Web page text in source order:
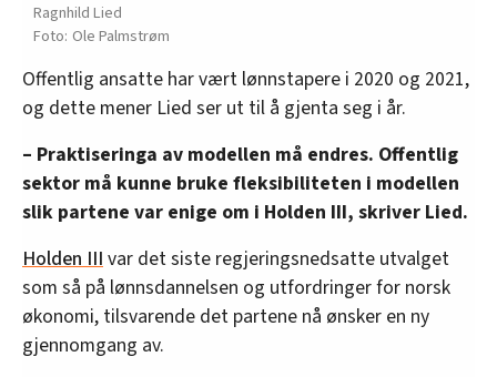
Ragnhild Lied
Ole Palmstrøm
Offentlig ansatte har vært lønnstapere i 2020 og 2021,
og dette mener Lied ser ut til å gjenta seg i år.
– Praktiseringa av modellen må endres. Offentlig
sektor må kunne bruke fleksibiliteten i modellen
slik partene var enige om i Holden III, skriver Lied.
Holden IIIvar det siste regjeringsnedsatte utvalget
som så på lønnsdannelsen og utfordringer for norsk
økonomi, tilsvarende det partene nå ønsker en ny
gjennomgang av.